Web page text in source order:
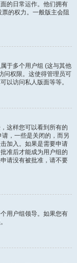
的日常运作。他们拥有
的权力。一般版主会阻
于多个用户组 (这与其他
问权限。这使得管理员可
以访问私人版面等等。
这样您可以看到所有的
，一些是关闭的，而另
加入。如果是需要申请
准后才能成为用户组的
请没有被批准，请不要
用户组领导。如果您有